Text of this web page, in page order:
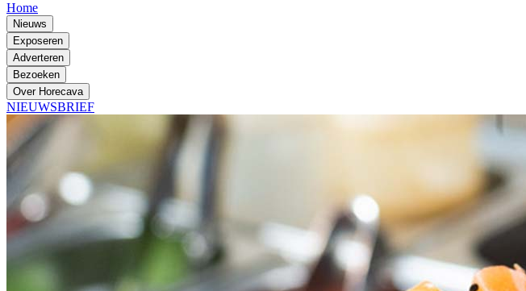
Home
Nieuws
Exposeren
Adverteren
Bezoeken
Over Horecava
NIEUWSBRIEF